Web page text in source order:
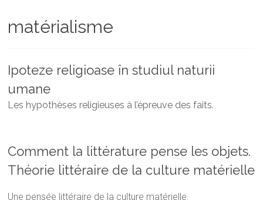
chercheurs
Faculté
des
lettres
matérialisme
Ipoteze religioase în studiul naturii
umane
Les hypothèses religieuses à l’épreuve des faits.
Comment la littérature pense les objets.
Théorie littéraire de la culture matérielle
Une pensée littéraire de la culture matérielle.